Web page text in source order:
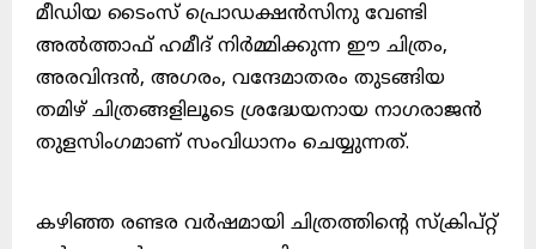
മീഡിയ ടൈംസ് പ്രൊഡക്ഷൻസിനു വേണ്ടി
അൽത്താഫ് ഹമീദ് നിർമ്മിക്കുന്ന ഈ ചിത്രം,
അരവിന്ദൻ, അഗരം, വന്ദേമാതരം തുടങ്ങിയ
തമിഴ് ചിത്രങ്ങളിലൂടെ ശ്രദ്ധേയനായ നാഗരാജൻ
തുളസിംഗമാണ് സംവിധാനം ചെയ്യുന്നത്.
കഴിഞ്ഞ രണ്ടര വർഷമായി ചിത്രത്തിന്റെ സ്ക്രിപ്റ്റ്